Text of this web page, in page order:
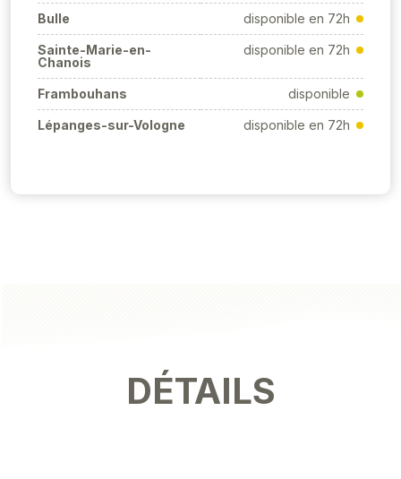
Bulle disponible en 72h
Sainte-Marie-en-
Chanois
disponible en 72h
Frambouhans disponible
Lépanges-sur-Vologne disponible en 72h
DÉTAILS